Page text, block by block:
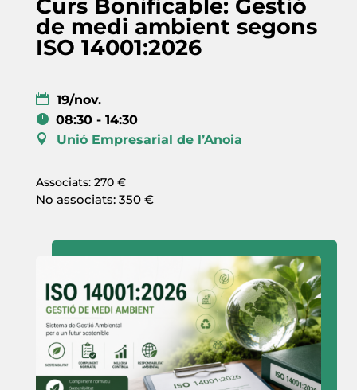
Curs Bonificable: Gestió
de medi ambient segons
ISO 14001:2026
19/nov.
08:30 - 14:30
Unió Empresarial de l’Anoia
Associats: 270 €
No associats: 350 €